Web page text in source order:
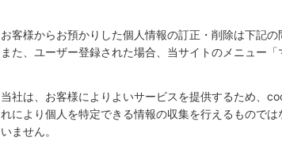
お客様からお預かりした個人情報の訂正・削除は下記の
また、ユーザー登録された場合、当サイトのメニュー
当社は、お客様によりよいサービスを提供するため、
れにより個人を特定できる情報の収集を行えるもので
いません。